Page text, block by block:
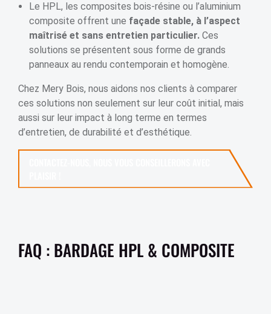
Le HPL, les composites bois-résine ou l’aluminium
composite offrent une façade stable, à l’aspect
maîtrisé et sans entretien particulier. Ces
solutions se présentent sous forme de grands
panneaux au rendu contemporain et homogène.
Chez Mery Bois, nous aidons nos clients à comparer
ces solutions non seulement sur leur coût initial, mais
aussi sur leur impact à long terme en termes
d’entretien, de durabilité et d’esthétique.
FAQ : BARDAGE HPL & COMPOSITE